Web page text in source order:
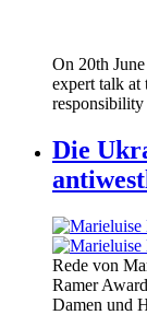
On 20th
expert talk at
Die
Rede von
Ramer
Damen und